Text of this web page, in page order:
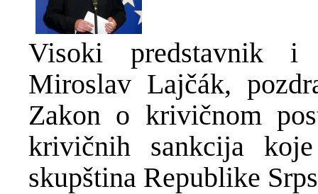
Visoki predstavnik i
Miroslav Lajčák,
Zakon o krivičnom
krivičnih sankcija
skupština Republike